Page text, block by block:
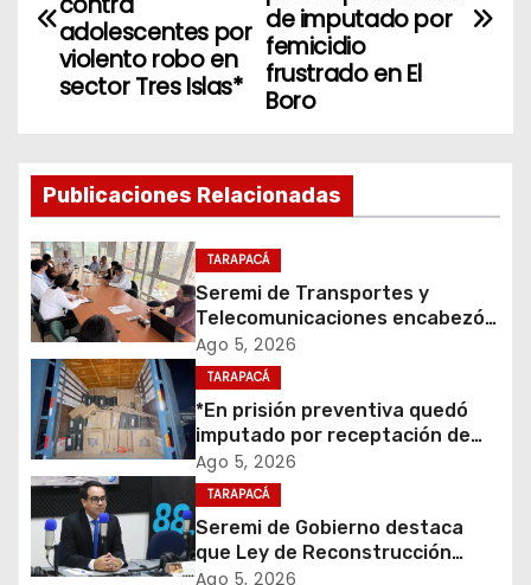
a
c
i
ó
n
d
e
e
de imputado por
femicidio
frustrado en El
Boro
adolescentes por
violento robo en
sector Tres Islas*
Publicaciones Relacionadas
TARAPACÁ
Seremi de Transportes y
Telecomunicaciones encabezó
primera mesa de coordinación
para el retiro de cables en
desuso en Iquique
Ago 5, 2026
TARAPACÁ
*En prisión preventiva quedó
imputado por receptación de
cigarrillos avaluados en $1.600
millones*
Ago 5, 2026
TARAPACÁ
Seremi de Gobierno destaca
que Ley de Reconstrucción
Nacional impulsará la inversión
Ago 5, 2026